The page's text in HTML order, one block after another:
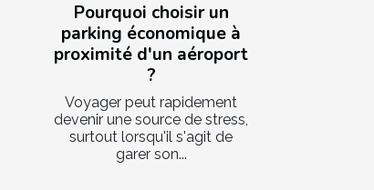
Pourquoi choisir un
parking économique à
proximité d'un aéroport
?
Voyager peut rapidement
devenir une source de stress,
surtout lorsqu'il s'agit de
garer son...